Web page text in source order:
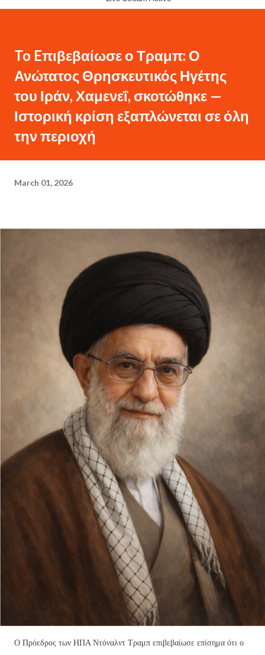
To Eπιβεβαίωσε ο Τραμπ: Ο
Ανώτατος Θρησκευτικός Ηγέτης
του Ιράν, Χαμενεΐ, σκοτώθηκε —
Ιστορική κρίση εξαπλώνεται σε όλη
την περιοχή
March 01, 2026
Ο Πρόεδρος των ΗΠΑ Ντόναλντ Τραμπ επιβεβαίωσε επίσημα ότι ο